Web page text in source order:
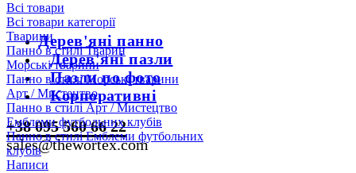
Дерев'яні панно
Дерев'яні пазли
Пазли по фото
Корпоративні
+38 095 560 66 22
sales@thewortex.com
Всі товари
Всі товари категорії
Тварини
Панно в стилі Тварин
Морські тварини
Панно в стилі Морські тварини
Арт / Мистецтво
Панно в стилі Арт / Мистецтво
Емблеми футбольних клубів
Панно в стилі Емблеми футбольних
клубів
Написи